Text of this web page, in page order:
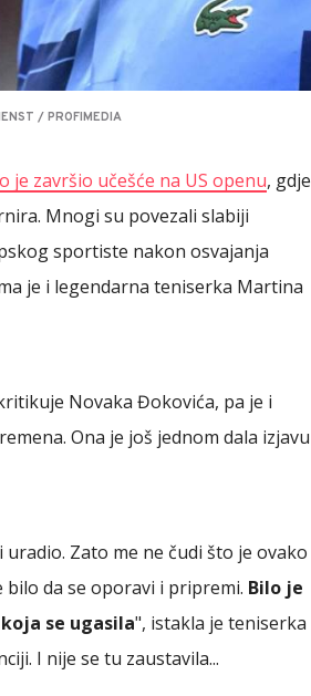
/ PROFIMEDIA
je završio učešće na US openu, gdje
Mnogi su povezali slabiji
sportiste nakon osvajanja
je i legendarna teniserka Martina
Novaka Đokovića, pa je i
Ona je još jednom dala izjavu
Zato me ne čudi što je ovako
da se oporavi i pripremi. Bilo je
se ugasila", istakla je teniserka
I nije se tu zaustavila...